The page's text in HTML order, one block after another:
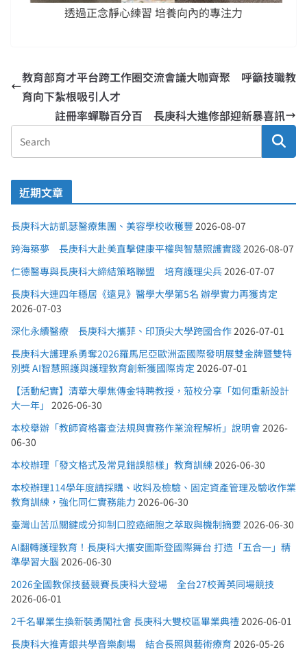
透過正念靜心練習 培養向內的專注力
教育部育才平台跨工作圈交流會議大咖齊聚 呼籲技職教
育向下紮根吸引人才
註冊率蟬聯百分百 長庚科大進修部迎新暴喜訊
近期文章
長庚科大訪凱瑟醫療集團、美容學校收穫豐 2026-08-07
跨海築夢 長庚科大赴美直擊健康平權與智慧照護實踐2026-08-07
仁德醫專與長庚科大締結策略聯盟 培育護理尖兵2026-07-07
長庚科大連四年穩居《遠見》醫學大學第5名 辦學實力再獲肯定
2026-07-03
深化永續醫療 長庚科大攜菲、印頂尖大學跨國合作2026-07-01
長庚科大護理系勇奪2026羅馬尼亞歐洲盃國際發明展雙金牌暨雙特
別獎 AI智慧照護與護理教育創新獲國際肯定 2026-07-01
【活動紀實】清華大學焦傳金特聘教授，蒞校分享「如何重新設計
大一年」 2026-06-30
本校舉辦「教師資格審查法規與實務作業流程解析」說明會2026-
06-30
本校辦理「發文格式及常見錯誤態樣」教育訓練2026-06-30
本校辦理114學年度請採購、收料及檢驗、固定資產管理及驗收作業
教育訓練，強化同仁實務能力 2026-06-30
臺灣山苦瓜關鍵成分抑制口腔癌細胞之萃取與機制摘要2026-06-30
AI翻轉護理教育！長庚科大攜安圖斯登國際舞台 打造「五合一」精
準學習大腦 2026-06-30
2026全國教保技藝競賽長庚科大登場 全台27校菁英同場競技
2026-06-01
2千名畢業生換新裝勇闖社會 長庚科大雙校區畢業典禮2026-06-01
長庚科大推青銀共學音樂劇場 結合長照與藝術療育 2026-05-26